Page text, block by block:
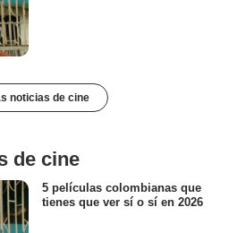
noticias de cine
de cine
5 películas colombianas que
tienes que ver sí o sí en 2026